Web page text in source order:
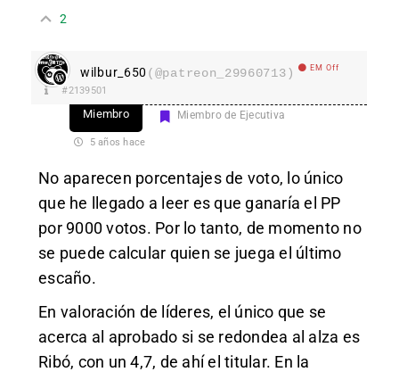
2
wilbur_650 (@patreon_29960713) EM Off
#2139501
Miembro Miembro de Ejecutiva
5 años hace
No aparecen porcentajes de voto, lo único
que he llegado a leer es que ganaría el PP
por 9000 votos. Por lo tanto, de momento no
se puede calcular quien se juega el último
escaño.
En valoración de líderes, el único que se
acerca al aprobado si se redondea al alza es
Ribó, con un 4,7, de ahí el titular. En la